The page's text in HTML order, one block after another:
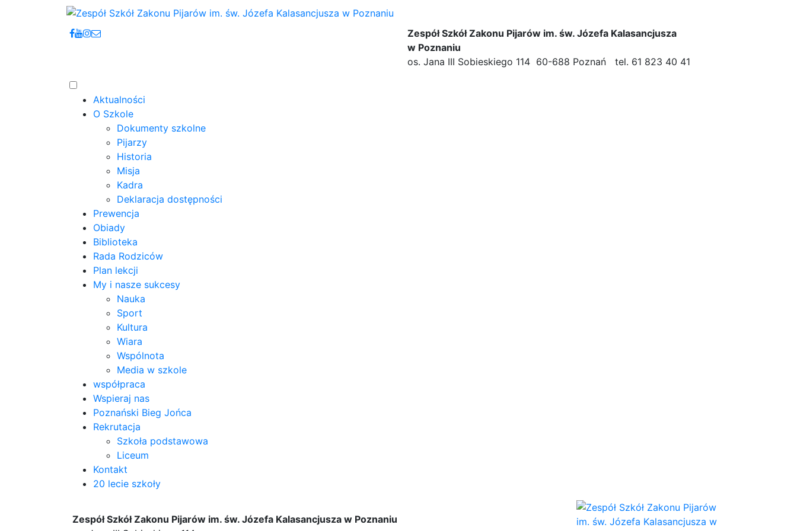
Zespół Szkół Zakonu Pijarów im. św. Józefa Kalasancjusza
w Poznaniu
os. Jana III Sobieskiego 114 60-688 Poznań tel. 61 823 40 41
Aktualności
O Szkole
Dokumenty szkolne
Pijarzy
Historia
Misja
Kadra
Deklaracja dostępności
Prewencja
Obiady
Biblioteka
Rada Rodziców
Plan lekcji
My i nasze sukcesy
Nauka
Sport
Kultura
Wiara
Wspólnota
Media w szkole
współpraca
Wspieraj nas
Poznański Bieg Jońca
Rekrutacja
Szkoła podstawowa
Liceum
Kontakt
20 lecie szkoły
Zespół Szkół Zakonu Pijarów im. św. Józefa Kalasancjusza w Poznaniu